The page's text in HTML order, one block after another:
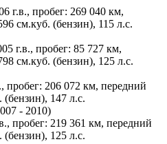
г.в., пробег: 269 040 км,
см.куб. (бензин), 115 л.с.
г.в., пробег: 85 727 км,
см.куб. (бензин), 125 л.с.
пробег: 206 072 км, передний
147 л.с.
- 2010)
пробег: 219 361 км, передний
125 л.с.